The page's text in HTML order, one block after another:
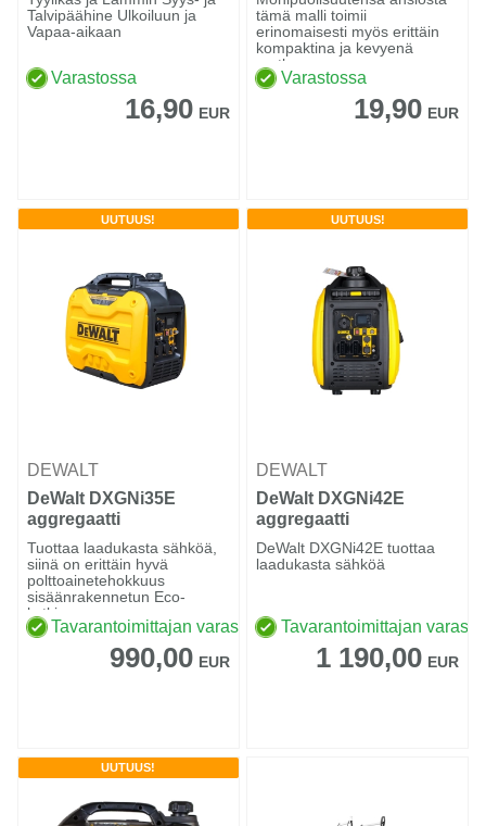
Talvipäähine Ulkoiluun ja
Vapaa-aikaan
Varastossa
16,90 EUR
tämä malli toimii
erinomaisesti myös erittäin
kompaktina ja kevyenä
matk...
Varastossa
19,90 EUR
UUTUUS!
DEWALT
DeWalt DXGNi35E
aggregaatti
Tuottaa laadukasta sähköä,
siinä on erittäin hyvä
polttoainetehokkuus
sisäänrakennetun Eco-
kytkimen...
Tavarantoimittajan varastossa
990,00 EUR
UUTUUS!
DEWALT
DeWalt DXGNi42E
aggregaatti
DeWalt DXGNi42E tuottaa
laadukasta sähköä
Tavarantoimittajan
1 190,00 EUR
UUTUUS!